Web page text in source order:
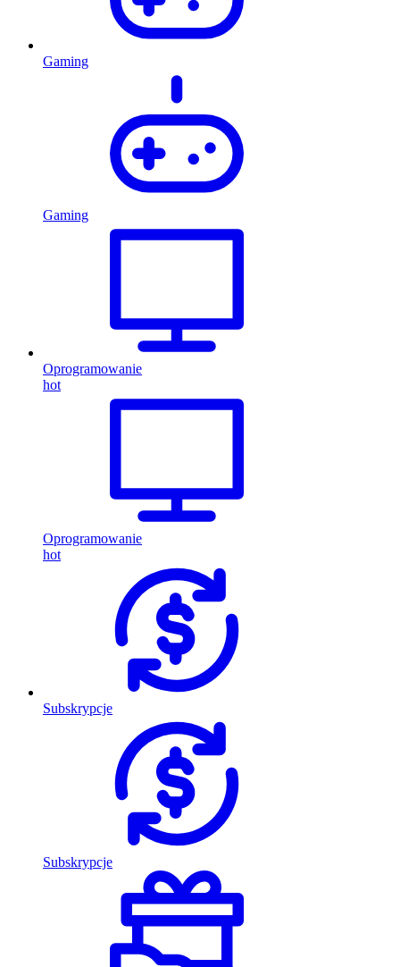
Gaming
Gaming
Oprogramowanie
hot
Oprogramowanie
hot
Subskrypcje
Subskrypcje